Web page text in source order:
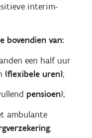
interim-
bovendien van:
een half uur
(flexibele uren);
pensioen);
ambulante
.